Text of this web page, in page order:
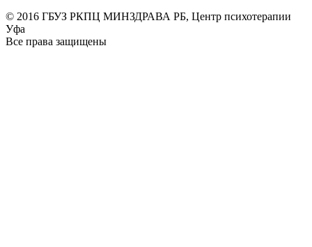
© 2016 ГБУЗ РКПЦ МИНЗДРАВА РБ, Центр психотерапии
Уфа
Все права защищены